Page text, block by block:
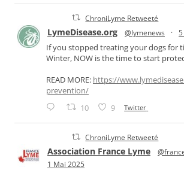
ChroniLyme Retweeté
LymeDisease.org @lymenews ·
If you stopped treating your dogs for
Winter, NOW is the time to start
READ MORE: https://
prevention/
10 9 Twitter
ChroniLyme Retweeté
Association France Lyme
1 Mai 2025